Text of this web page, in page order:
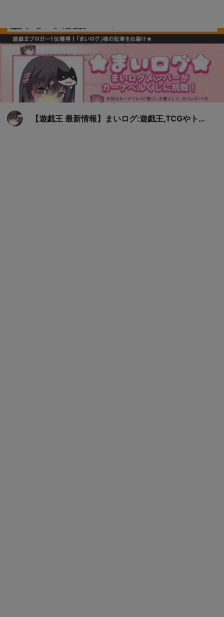
【遊戯王 最新情報】まいログ:遊戯王,TCGやトレ